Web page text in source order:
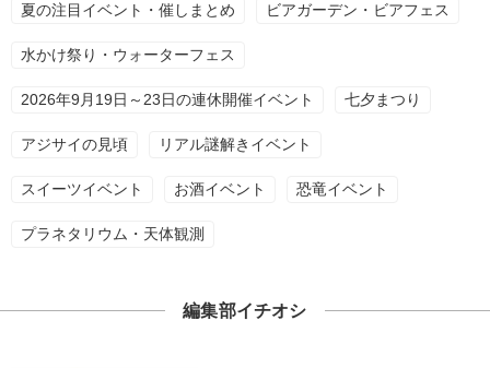
夏の注目イベント・催しまとめ ビアガーデン・ビアフェス
水かけ祭り・ウォーターフェス
2026年9月19日～23日の連休開催イベント 七夕まつり
アジサイの見頃 リアル謎解きイベント
スイーツイベント お酒イベント 恐竜イベント
プラネタリウム・天体観測
編集部イチオシ